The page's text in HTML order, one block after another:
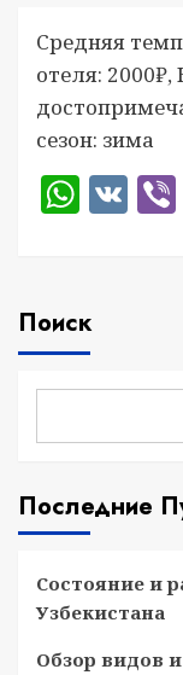
Средняя
отеля: 2000₽,
сезон: зима
VK
Поиск
Последние
Состояние и
Узбекистана
Обзор видов